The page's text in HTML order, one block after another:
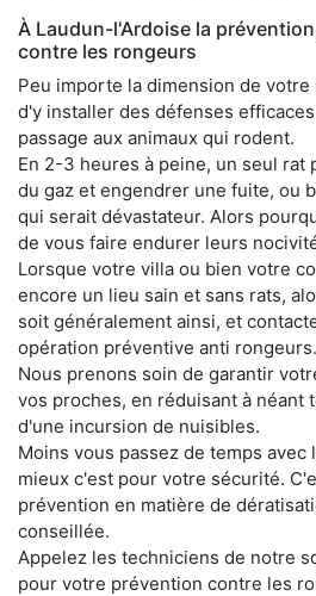
À Laudun-l'Ardoise la
contre les rongeurs
Peu importe la dimension de
d'y installer des défenses
passage aux animaux qui rodent.
En 2-3 heures à peine, un seul rat
du gaz et engendrer une fuite, ou
qui serait dévastateur. Alors
de vous faire endurer leurs
Lorsque votre villa ou bien votre
encore un lieu sain et sans rats,
soit généralement ainsi, et
opération préventive anti rongeurs.
Nous prenons soin de garantir
vos proches, en réduisant à néant
d'une incursion de nuisibles.
Moins vous passez de temps avec
mieux c'est pour votre sécurité.
prévention en matière de
conseillée.
Appelez les techniciens de notre
pour votre prévention contre les